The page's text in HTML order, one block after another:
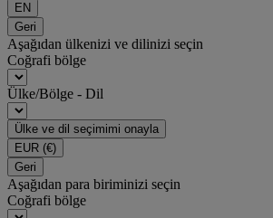
EN
Geri
Aşağıdan ülkenizi ve dilinizi seçin
Coğrafi bölge
Ülke/Bölge - Dil
Ülke ve dil seçimimi onayla
EUR (€)
Geri
Aşağıdan para biriminizi seçin
Coğrafi bölge